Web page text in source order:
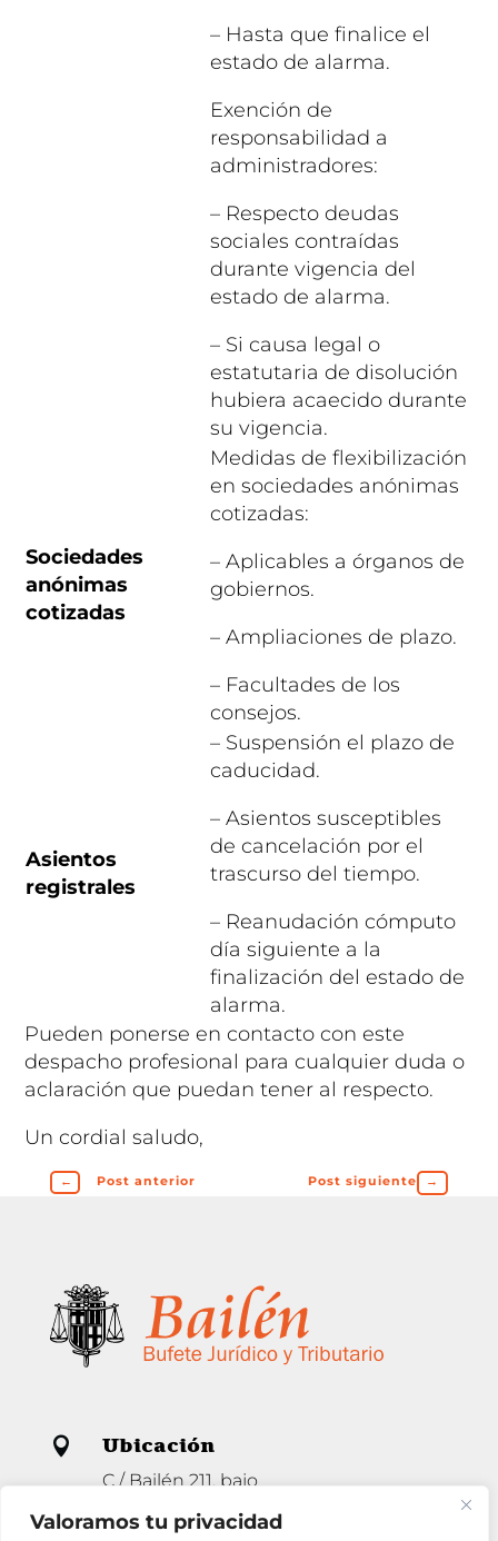
Valoramos tu privacidad
– Hasta que finalice el
estado de alarma.
Exención de
responsabilidad a
administradores:
– Respecto deudas
sociales contraídas
durante vigencia del
estado de alarma.
– Si causa legal o
estatutaria de disolución
hubiera acaecido durante
su vigencia.
Sociedades
anónimas
cotizadas
Medidas de flexibilización
en sociedades anónimas
cotizadas:
– Aplicables a órganos de
gobiernos.
– Ampliaciones de plazo.
– Facultades de los
consejos.
Asientos
registrales
– Suspensión el plazo de
caducidad.
– Asientos susceptibles
de cancelación por el
trascurso del tiempo.
– Reanudación cómputo
día siguiente a la
finalización del estado de
alarma.
Pueden ponerse en contacto con este
despacho profesional para cualquier duda o
aclaración que puedan tener al respecto.
Un cordial saludo,
← Post anterior Post siguiente →
 Ubicación
C / Bailén 211, bajo